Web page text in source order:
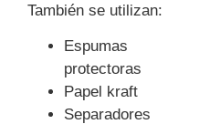
También se utilizan:
Espumas
protectoras
Papel kraft
Separadores